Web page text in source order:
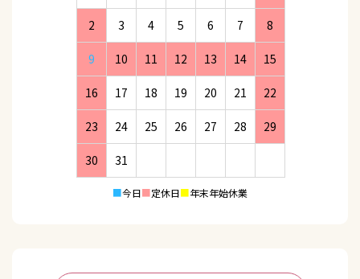
2 3 4 5 6 7 8
9 10 11 12 13 14 15
16 17 18 19 20 21 22
23 24 25 26 27 28 29
30 31
■今日■定休日■年末年始休業